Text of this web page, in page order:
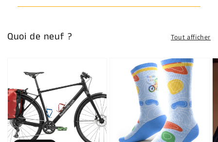
Quoi de neuf ? Tout afficher